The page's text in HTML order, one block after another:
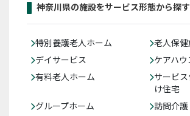
神奈川県の施設をサービス形態から探す
特別養護老人ホーム
老人保
デイサービス
ケアハウ
有料老人ホーム
サービ
け住宅
グループホーム
訪問介護